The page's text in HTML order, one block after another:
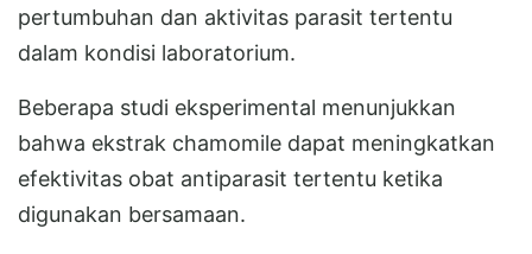
pertumbuhan dan aktivitas parasit tertentu
dalam kondisi laboratorium.
Beberapa studi eksperimental menunjukkan
bahwa ekstrak chamomile dapat meningkatkan
efektivitas obat antiparasit tertentu ketika
digunakan bersamaan.